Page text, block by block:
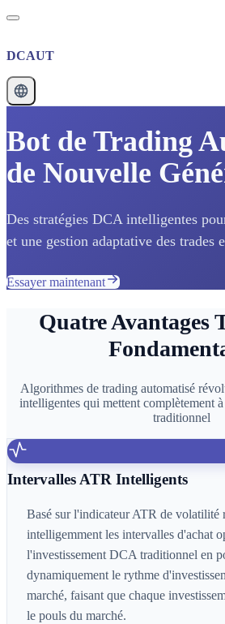
DCAUT
Bot de Trading
de Nouvelle
Des stratégies DCA intelligentes
et une gestion adaptative des trades
Essayer maintenant
Quatre Avantages
Algorithmes de trading automatisé
intelligentes qui mettent complètement
traditionnel
Intervalles ATR Intelligents
Basé sur l'indicateur ATR de volatilité
intelligemment les intervalles d'achat
l'investissement DCA traditionnel en
dynamiquement le rythme
marché, faisant que chaque
le pouls du marché.